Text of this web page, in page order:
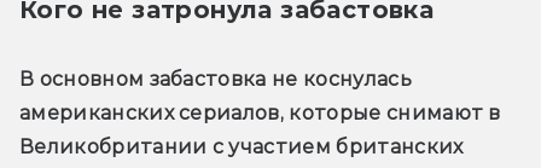
Кого не затронула забастовка
В основном забастовка не коснулась
американских сериалов, которые снимают в
Великобритании с участием британских